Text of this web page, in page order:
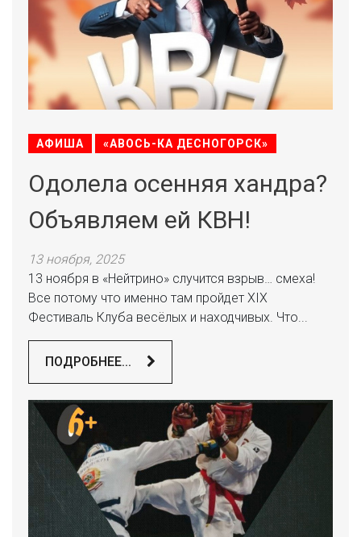
АФИША «АВОСЬ-КА ДЕСНОГОРСК»
Одолела осенняя хандра?
Объявляем ей КВН!
13 ноября, 2025
13 ноября в «Нейтрино» случится взрыв… смеха!
Все потому что именно там пройдет XIX
Фестиваль Клуба весёлых и находчивых. Что...
ПОДРОБНЕЕ...